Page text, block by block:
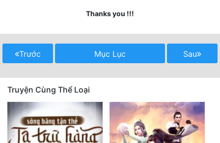
Phong Thủy - Tâm Linh
Phản Phái
Quan Trường
Thanks you !!!
Trước Mục Lục Sau
Truyện Cùng Thể Loại